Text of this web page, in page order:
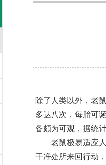
除了人类以外，老
多达八次，每胎可
备颇为可观，据统
老鼠极易适应人
干净处所来回行动